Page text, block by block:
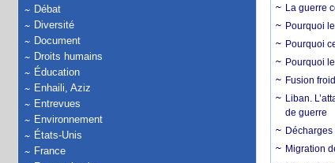
Débat
Diversité
Document
Droits humains
Éducation
Enhaili, Aziz
Entrevues
Environnement
États-Unis
France
La guerre
Pourquoi
Pourquoi
Pourquoi
Fusion
Liban.
de guerre
Migration